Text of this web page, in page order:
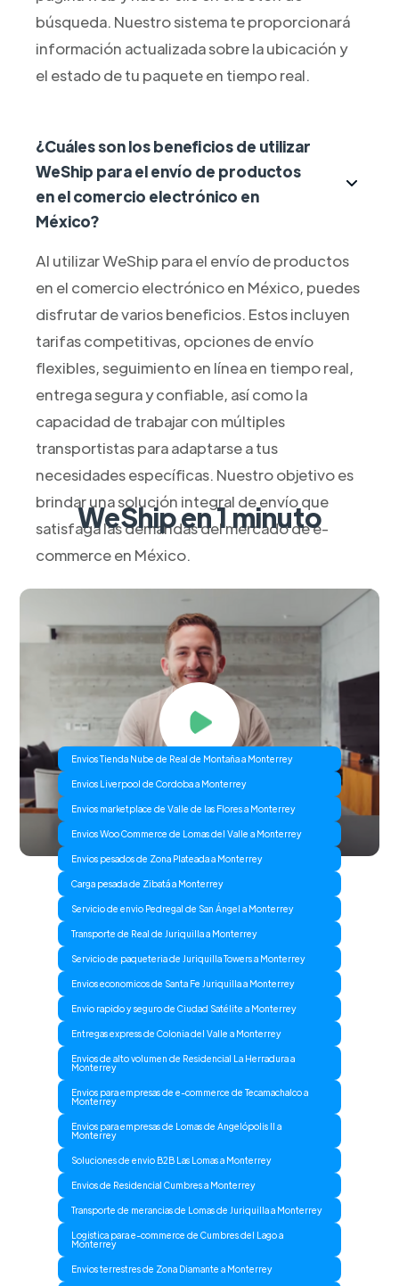
búsqueda. Nuestro sistema te proporcionará
información actualizada sobre la ubicación y
el estado de tu paquete en tiempo real.
¿Cuáles son los beneficios de utilizar
WeShip para el envío de productos
en el comercio electrónico en
México?
Al utilizar WeShip para el envío de productos
en el comercio electrónico en México, puedes
disfrutar de varios beneficios. Estos incluyen
tarifas competitivas, opciones de envío
flexibles, seguimiento en línea en tiempo real,
entrega segura y confiable, así como la
capacidad de trabajar con múltiples
transportistas para adaptarse a tus
necesidades específicas. Nuestro objetivo es
brindar una solución integral de envío que
satisfaga las demandas del mercado de e-
commerce en México.
WeShip en 1 minuto
Envios Tienda Nube de Real de Montaña a Monterrey
Envios Liverpool de Cordoba a Monterrey
Envios marketplace de Valle de las Flores a Monterrey
Envios Woo Commerce de Lomas del Valle a Monterrey
Envios pesados de Zona Plateada a Monterrey
Carga pesada de Zibatá a Monterrey
Servicio de envio Pedregal de San Ángel a Monterrey
Transporte de Real de Juriquilla a Monterrey
Servicio de paqueteria de Juriquilla Towers a Monterrey
Envios economicos de Santa Fe Juriquilla a Monterrey
Envio rapido y seguro de Ciudad Satélite a Monterrey
Entregas express de Colonia del Valle a Monterrey
Envios de alto volumen de Residencial La Herradura a
Monterrey
Envios para empresas de e-commerce de Tecamachalco a
Monterrey
Envios para empresas de Lomas de Angelópolis II a
Monterrey
Soluciones de envio B2B Las Lomas a Monterrey
Envios de Residencial Cumbres a Monterrey
Transporte de merancias de Lomas de Juriquilla a Monterrey
Logistica para e-commerce de Cumbres del Lago a
Monterrey
Envios terrestres de Zona Diamante a Monterrey